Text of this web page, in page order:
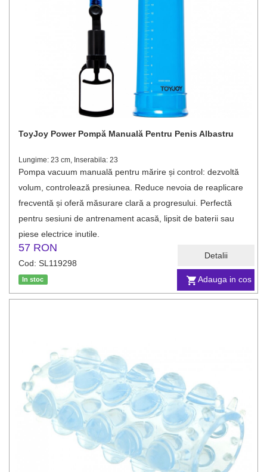
Adauga in cos
Detalii
ToyJoy Power Pompă Manuală Pentru Penis Albastru
Lungime: 23 cm, Inserabila: 23
Pompa vacuum manuală pentru mărire și control: dezvoltă
volum, controlează presiunea. Reduce nevoia de reaplicare
frecventă și oferă măsurare clară a progresului. Perfectă
pentru sesiuni de antrenament acasă, lipsit de baterii sau
piese electrice inutile.
57 RON
Cod: SL119298
In stoc